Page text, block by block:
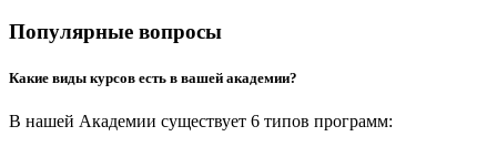
Популярные вопросы
Какие виды курсов есть в вашей академии?
В нашей Академии существует 6 типов программ: